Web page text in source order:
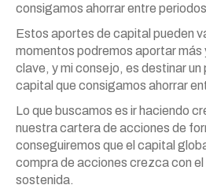
consigamos ahorrar entre
Estos aportes de capital pueden
momentos podremos aportar más
clave, y mi consejo, es destinar
capital que consigamos ahorrar
Lo que buscamos es ir haciendo
nuestra cartera de acciones de
conseguiremos que el capital
compra de acciones crezca con
sostenida.